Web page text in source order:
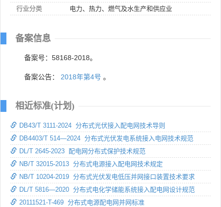
行业分类
电力、热力、燃气及水生产和供应业
备案信息
备案号：58168-2018。
备案公告： 2018年第4号 。
相近标准(计划)
DB43/T 3111-2024 分布式光伏接入配电网技术导则
DB4403/T 514—2024 分布式光伏发电系统接入电网技术规范
DL/T 2645-2023 配电网分布式保护技术规范
NB/T 32015-2013 分布式电源接入配电网技术规定
NB/T 10204-2019 分布式光伏发电低压并网接口装置技术要求
DL/T 5816—2020 分布式电化学储能系统接入配电网设计规范
20111521-T-469 分布式电源配电网并网标准